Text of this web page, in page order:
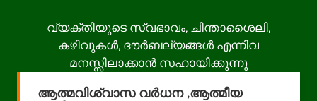
വ്യക്തിയുടെ സ്വഭാവം, ചിന്താശൈലി,
കഴിവുകൾ, ദൗർബല്യങ്ങൾ എന്നിവ
മനസ്സിലാക്കാൻ സഹായിക്കുന്നു
ആത്മവിശ്വാസ വർധന ,ആത്മീയ